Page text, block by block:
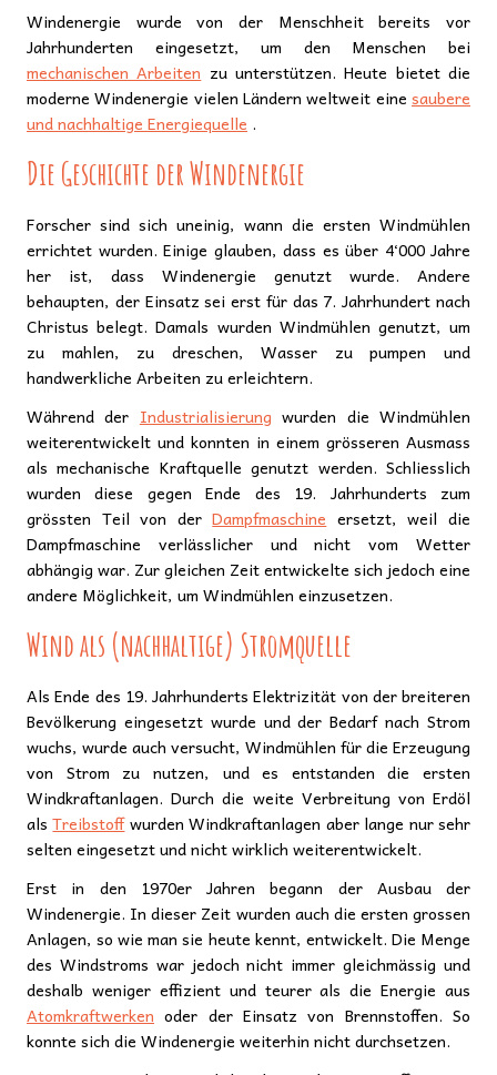
Windenergie wurde von der Menschheit bereits vor
Jahrhunderten eingesetzt, um den Menschen bei
mechanischen Arbeiten zu unterstützen. Heute bietet die
moderne Windenergie vielen Ländern weltweit eine saubere
und nachhaltige Energiequelle .
Die Geschichte der Windenergie
Forscher sind sich uneinig, wann die ersten Windmühlen
errichtet wurden. Einige glauben, dass es über 4‘000 Jahre
her ist, dass Windenergie genutzt wurde. Andere
behaupten, der Einsatz sei erst für das 7. Jahrhundert nach
Christus belegt. Damals wurden Windmühlen genutzt, um
zu mahlen, zu dreschen, Wasser zu pumpen und
handwerkliche Arbeiten zu erleichtern.
Während der Industrialisierung wurden die Windmühlen
weiterentwickelt und konnten in einem grösseren Ausmass
als mechanische Kraftquelle genutzt werden. Schliesslich
wurden diese gegen Ende des 19. Jahrhunderts zum
grössten Teil von derDampfmaschine ersetzt, weil die
Dampfmaschine verlässlicher und nicht vom Wetter
abhängig war. Zur gleichen Zeit entwickelte sich jedoch eine
andere Möglichkeit, um Windmühlen einzusetzen.
Wind als (nachhaltige) Stromquelle
Als Ende des 19. Jahrhunderts Elektrizität von der breiteren
Bevölkerung eingesetzt wurde und der Bedarf nach Strom
wuchs, wurde auch versucht, Windmühlen für die Erzeugung
von Strom zu nutzen, und es entstanden die ersten
Windkraftanlagen. Durch die weite Verbreitung von Erdöl
alsTreibstoffwurden Windkraftanlagen aber lange nur sehr
selten eingesetzt und nicht wirklich weiterentwickelt.
Erst in den 1970er Jahren begann der Ausbau der
Windenergie. In dieser Zeit wurden auch die ersten grossen
Anlagen, so wie man sie heute kennt, entwickelt. Die Menge
des Windstroms war jedoch nicht immer gleichmässig und
deshalb weniger effizient und teurer als die Energie aus
Atomkraftwerken oder der Einsatz von Brennstoffen. So
konnte sich die Windenergie weiterhin nicht durchsetzen.